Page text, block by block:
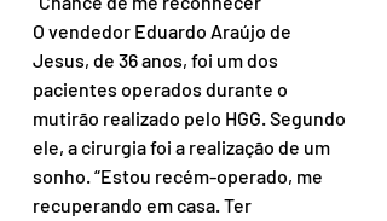
O vendedor Eduardo Araújo de
Jesus, de 36 anos, foi um dos
pacientes operados durante o
mutirão realizado pelo HGG. Segundo
ele, a cirurgia foi a realização de um
sonho. “Estou recém-operado, me
recuperando em casa. Ter